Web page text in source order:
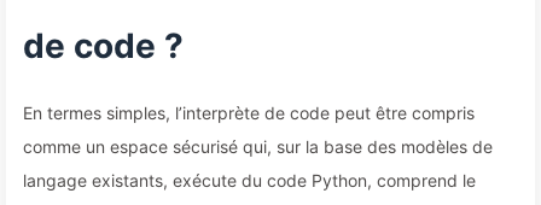
de code ?
En termes simples, l’interprète de code peut être compris
comme un espace sécurisé qui, sur la base des modèles de
langage existants, exécute du code Python, comprend le